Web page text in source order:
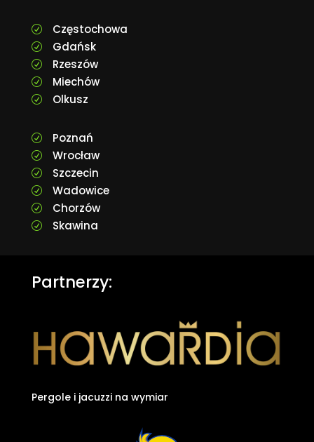
R Częstochowa
R Gdańsk
R Rzeszów
R Miechów
R Olkusz
R Poznań
R Wrocław
R Szczecin
R Wadowice
R Chorzów
R Skawina
Partnerzy:
Pergole i jacuzzi na wymiar